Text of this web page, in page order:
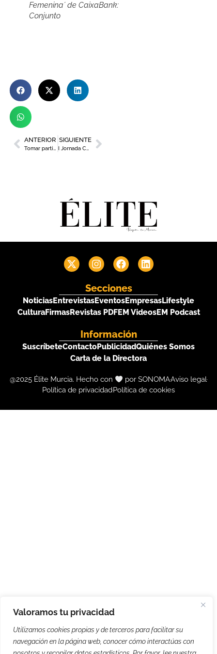
Valoramos tu privacidad
Utilizamos cookies propias y de terceros para facilitar su
navegación en la página web, conocer cómo interactúas con
Femenina´ de CaixaBank:
Conjunto
ANTERIOR
Tomar partido y acelerar el cambio: el manifiesto de ADIMUR
SIGUIENTE
I Jornada Cátedra Mujer Empresaria y Directiva
Secciones
NoticiasEntrevistasEventosEmpresasLifestyle
CulturaFirmasRevistas PDFEM VideosEM Podcast
Información
SuscríbeteContactoPublicidadQuiénes Somos
Carta de la Directora
@2025 Élite Murcia. Hecho con por SONOMAAviso legal
Política de privacidadPolítica de cookies